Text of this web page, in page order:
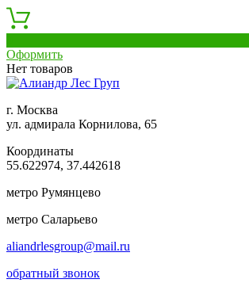
Оформить
Нет товаров
г. Москва
ул. адмирала Корнилова, 65
Координаты
55.622974, 37.442618
метро Румянцево
метро Саларьево
aliandrlesgroup@mail.ru
обратный звонок